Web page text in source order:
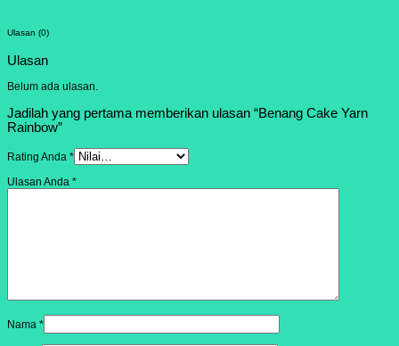
Ulasan (0)
Ulasan
Belum ada ulasan.
Jadilah yang pertama memberikan ulasan “Benang Cake Yarn
Rainbow”
Rating Anda *
Ulasan Anda *
Nama *